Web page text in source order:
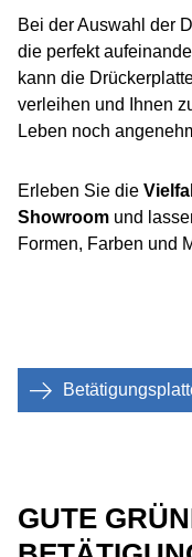
Bei der Auswahl der
die perfekt
kann die
verleihen und Ihnen
Leben noch
Erleben Sie die
Showroom und
Formen, Farben und
GUTE